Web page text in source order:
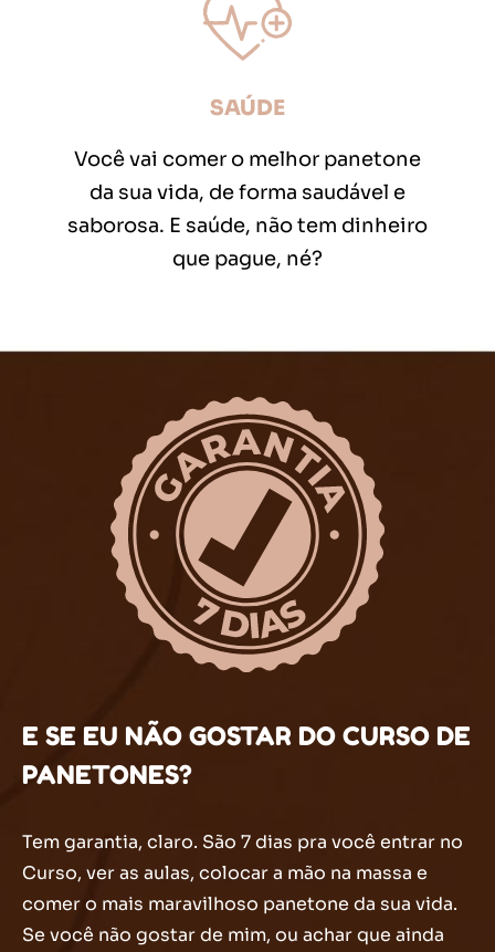
SAÚDE
Você vai comer o melhor panetone
da sua vida, de forma saudável e
saborosa. E saúde, não tem dinheiro
que pague, né?
E SE EU NÃO GOSTAR DO CURSO DE
PANETONES?
Tem garantia, claro. São 7 dias pra você entrar no
Curso, ver as aulas, colocar a mão na massa e
comer o mais maravilhoso panetone da sua vida.
Se você não gostar de mim, ou achar que ainda